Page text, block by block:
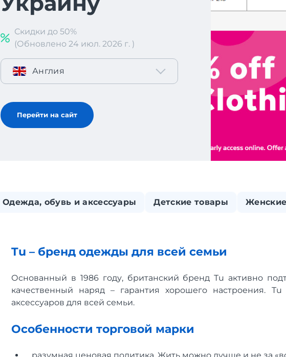
Скидки до 50%
(Обновлено 24 июл. 2026 г. )
Англия
Перейти на сайт
Одежда, обувь и аксессуары Детские товары
Tu – бренд одежды для всей семьи
Основанный в 1986 году, британский бренд Tu активно
качественный наряд – гарантия хорошего настроения.
аксессуаров для всей семьи.
Особенности торговой марки